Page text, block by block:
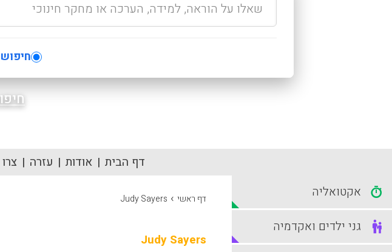
חיפוש AI
דף הבית אודות עזרה
דף ראשי ›
Judy Sayers
Judy Sayers
אקטואליה
גני ילדים ואקדמיה